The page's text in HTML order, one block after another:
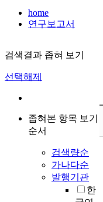
home
연구보고서
검색결과 좁혀 보기
선택해제
좁혀본 항목 보기
순서
검색량순
가나다순
발행기관
한